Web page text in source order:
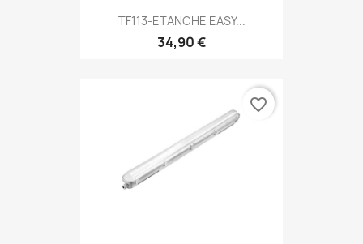
TF113-ETANCHE EASY...
34,90 €
favorite_border